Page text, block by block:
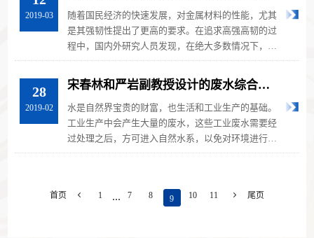
2019-03
梯度双相材料的研究中取得科研进展
随着国民经济的快速发展，对金属材料的性能，尤其
是其强韧性提出了更高的要求。在追求高强高韧的过
程中，国内外研究人员发现，在绝大多数情况下，金
属材料的强度和韧性呈现出“强...
28
2019-02
宋春林和严岩副教授设计的废水综合利
用系统在太阳能光伏企业顺利建成投产
水是自然界宝贵的财富，也生活和工业生产的基础。
工业生产中会产生大量的废水，这些工业废水需要经
过处理之后，方可进入自然水系，以免对环境进行破
坏。太阳能光伏发电被认为是清...
首页  1 7 8 9 10 11  尾页